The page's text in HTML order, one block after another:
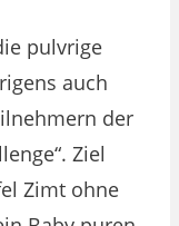
pulvrige
auch
der
Ziel
Zimt ohne